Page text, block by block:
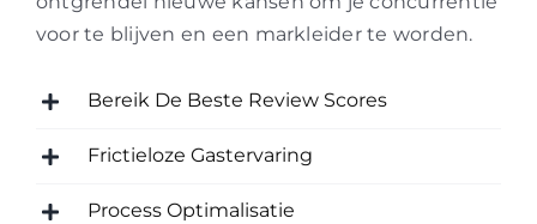
voor te blijven en een markleider te worden.
Bereik De Beste Review Scores
Frictieloze Gastervaring
Process Optimalisatie